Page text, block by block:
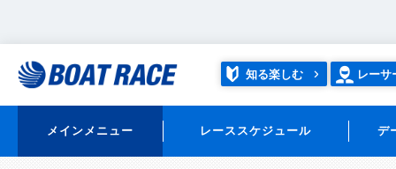
知る楽しむ レーサ
メインメニュー レーススケジュール デ